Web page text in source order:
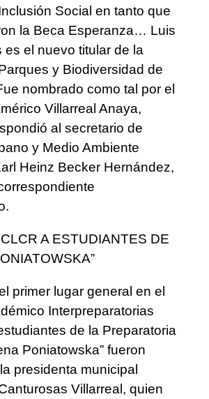
Social en tanto que
la Beca Esperanza… Luis
es el nuevo titular de la
y Biodiversidad de
nombrado como tal por el
Villarreal Anaya,
al secretario de
y Medio Ambiente
Heinz Becker Hernández,
A ESTUDIANTES DE
primer lugar general en el
Interpreparatorias
de la Preparatoria
Poniatowska” fueron
presidenta municipal
Villarreal, quien